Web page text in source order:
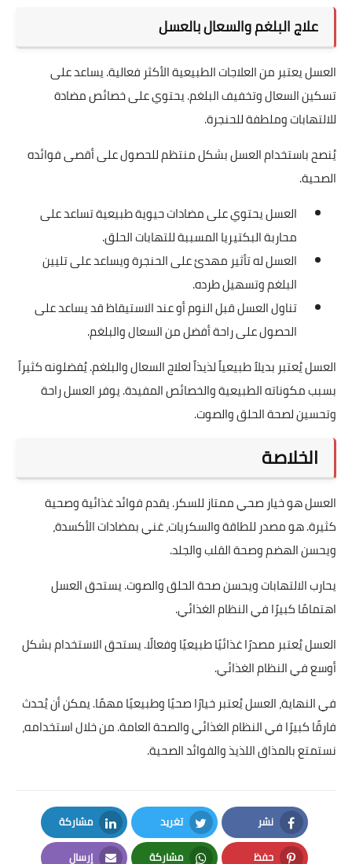
علاج البلغم والسعال بالعسل
العسل يعتبر من العلاجات الطبيعية الأكثر فعالية. يساعد على
تسكين السعال وتخفيف البلغم. يحتوي على خصائص مضادة
للالتهابات وملطفة للحنجرة.
يُنصح باستخدام العسل بشكل منتظم للحصول على أقصى فوائده
الصحية.
العسل يحتوي على مضادات حيوية طبيعية تساعد على
محاربة البكتيريا المسببة للتهابات الحلق.
العسل له تأثير مهدئ على الحنجرة ويساعد على تليين
البلغم وتسهيل طرده.
تناول العسل قبل النوم أو عند الاستيقاظ قد يساعد على
الحصول على راحة أفضل من السعال والبلغم.
العسل يُعتبر بديلاً طبيعياً لذيذاً لعلاج السعال والبلغم. يُفضلونه كثيراً
بسبب مكوناته الطبيعية والخصائص المفيدة. يوفر العسل راحة
وتحسين لصحة الحلق والصوت.
الخلاصة
العسل هو خيار صحي ممتاز للسكر. يقدم فوائد غذائية وصحية
كثيرة. هو مصدر للطاقة والسكريات، غني بمضادات الأكسدة،
ويحسن الهضم وصحة القلب والجلد.
يحارب الالتهابات ويحسن صحة الحلق والصوت. يستحق العسل
اهتمامًا كبيرًا في النظام الغذائي.
العسل يُعتبر مصدرًا غذائيًا طبيعيًا وفعالًا. يستحق الاستخدام بشكل
أوسع في النظام الغذائي.
في النهاية، العسل يُعتبر خيارًا صحيًا وطبيعيًا مهمًا. يمكن أن يُحدث
فارقًا كبيرًا في النظام الغذائي والصحة العامة. من خلال استخدامه،
نستمتع بالمذاق اللذيذ والفوائد الصحية.
نشر
Facebook
تغريد
Twitter
مشاركة
LinkedIn
حفظ مشاركة إرسال